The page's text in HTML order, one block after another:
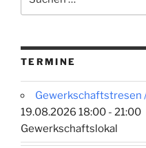
nach:
TERMINE
Gewerkschaftstresen
19.08.2026 18:00 - 21:00
Gewerkschaftslokal